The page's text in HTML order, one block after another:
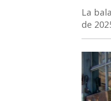
La
de